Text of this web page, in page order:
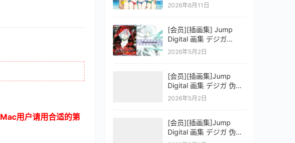
Mac用户请用合适的第
OFFICIAL VISUAL
2026年6月11日
[会员][插画集] Jump
Digital 画集 デジガ
D.Gray-man
2026年5月2日
[会员][插画集]Jump
Digital 画集 デジガ 伪恋
ニセコイ 3
2026年5月2日
[会员][插画集]Jump
Digital 画集 デジガ 伪恋